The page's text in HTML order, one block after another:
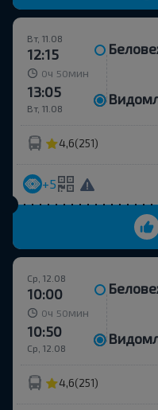
Вт, 11.08
12:15
0ч 50 мин
Вт, 11.08
13:05
4,6(251)
+5
Ср, 12.08
10:00
0ч 50 мин
Ср, 12.08
10:50
4,6(251)